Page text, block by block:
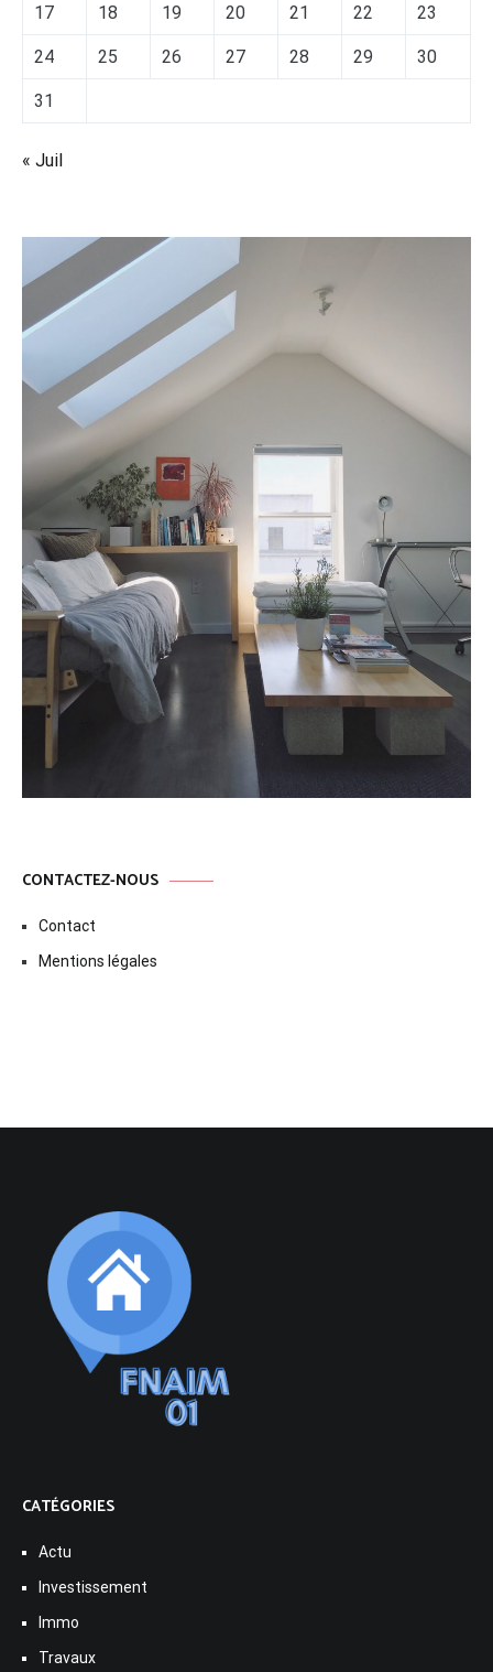
17 18 19 20 21 22 23
24 25 26 27 28 29 30
31
« Juil
CONTACTEZ-NOUS
Contact
Mentions légales
CATÉGORIES
Actu
Investissement
Immo
Travaux